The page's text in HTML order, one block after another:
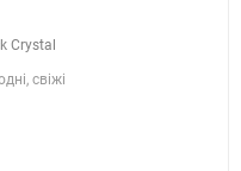
Crystal
свіжі